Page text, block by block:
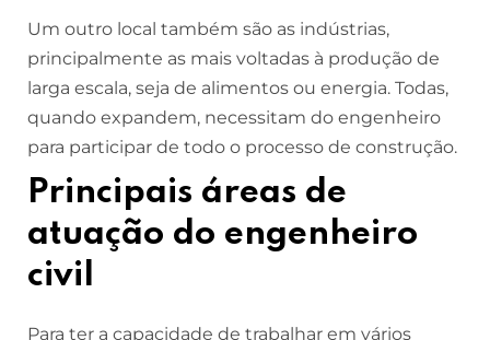
Um outro local também são as indústrias,
principalmente as mais voltadas à produção de
larga escala, seja de alimentos ou energia. Todas,
quando expandem, necessitam do engenheiro
para participar de todo o processo de construção.
Principais áreas de
atuação do engenheiro
civil
Para ter a capacidade de trabalhar em vários